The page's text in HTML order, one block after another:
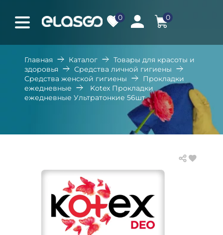
0 0
Главная Каталог
Товары для красоты и
здоровья
Средства личной гигиены
Средства женской гигиены
Прокладки
ежедневные
Kotex Прокладки
ежедневные Ультратонкие 56шт